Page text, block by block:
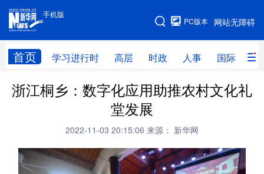
手机版
网站无障碍
PC版本
首页 学习进行时 高层 时政 人事 国际 财
手机版
网站地图
学习进行时 高层 时政 人事
全球连线
科技 科创 量子 体育
浙江桐乡：数字化应用助推农村文化礼
堂发展
2022-11-03 20:15:06 来源： 新华网